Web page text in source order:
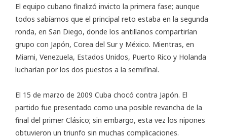
El equipo cubano finalizó invicto la primera fase; aunque
todos sabíamos que el principal reto estaba en la segunda
ronda, en San Diego, donde los antillanos compartirían
grupo con Japón, Corea del Sur y México. Mientras, en
Miami, Venezuela, Estados Unidos, Puerto Rico y Holanda
lucharían por los dos puestos a la semifinal.
El 15 de marzo de 2009 Cuba chocó contra Japón. El
partido fue presentado como una posible revancha de la
final del primer Clásico; sin embargo, esta vez los nipones
obtuvieron un triunfo sin muchas complicaciones.